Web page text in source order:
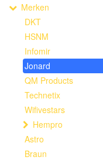
Merken
DKT
HSNM
Infomir
Jonard
QM Products
Technetix
Wifivestars
Hempro
Astro
Braun